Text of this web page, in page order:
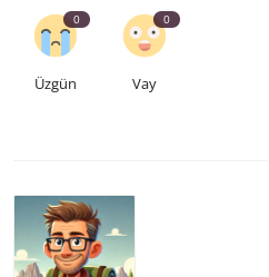
0
Üzgün
0
Vay